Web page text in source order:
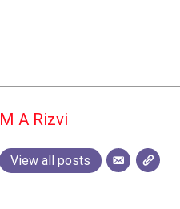
M A Rizvi
View all posts